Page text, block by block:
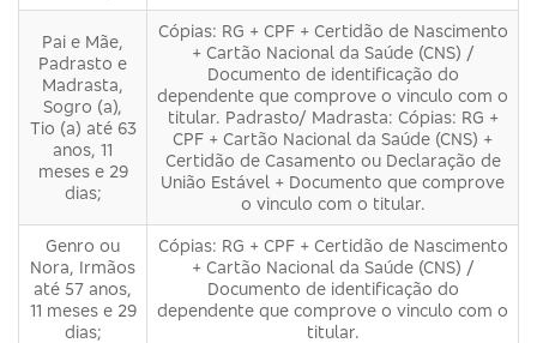
Pai e Mãe,
Padrasto e
Madrasta,
Sogro (a),
Tio (a) até 63
anos, 11
meses e 29
dias;
Cópias: RG + CPF + Certidão de Nascimento
+ Cartão Nacional da Saúde (CNS) /
Documento de identificação do
dependente que comprove o vinculo com o
titular. Padrasto/ Madrasta: Cópias: RG +
CPF + Cartão Nacional da Saúde (CNS) +
Certidão de Casamento ou Declaração de
União Estável + Documento que comprove
o vinculo com o titular.
Genro ou
Nora, Irmãos
até 57 anos,
11 meses e 29
dias;
Cópias: RG + CPF + Certidão de Nascimento
+ Cartão Nacional da Saúde (CNS) /
Documento de identificação do
dependente que comprove o vinculo com o
titular.